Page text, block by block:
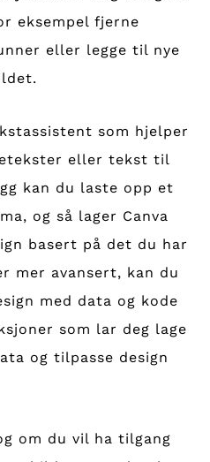
eksempel fjerne
eller legge til nye
som hjelper
eller tekst til
kan du laste opp et
og så lager Canva
basert på det du har
mer avansert, kan du
med data og kode
som lar deg lage
og tilpasse design
om du vil ha tilgang